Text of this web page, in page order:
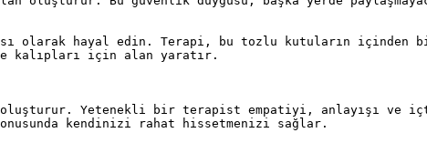
olarak hayal edin. Terapi, bu tozlu kutuların
kalıpları için alan yaratır.
Yetenekli bir terapist empatiyi, anlayışı ve
kendinizi rahat hissetmenizi sağlar.